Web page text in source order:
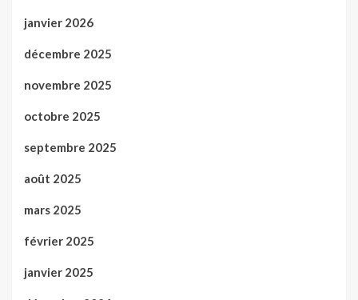
janvier 2026
décembre 2025
novembre 2025
octobre 2025
septembre 2025
août 2025
mars 2025
février 2025
janvier 2025